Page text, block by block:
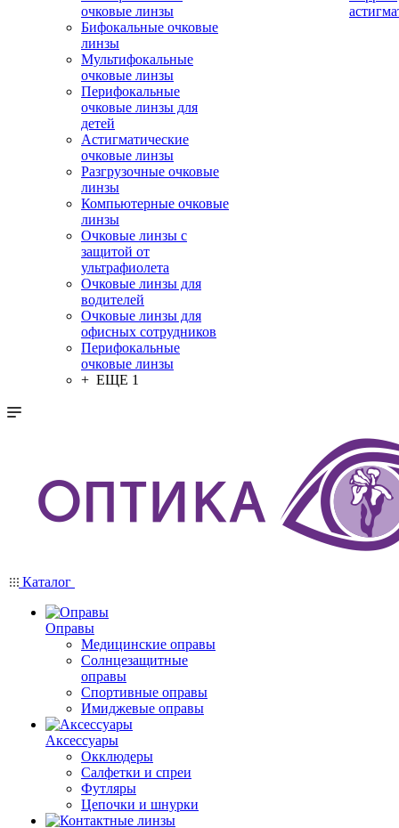
очковые линзы
Бифокальные очковые
линзы
Мультифокальные
очковые линзы
Перифокальные
очковые линзы для
детей
Астигматические
очковые линзы
Разгрузочные очковые
линзы
Компьютерные очковые
линзы
Очковые линзы с
защитой от
ультрафиолета
Очковые линзы для
водителей
Очковые линзы для
офисных сотрудников
Перифокальные
очковые линзы
+ ЕЩЕ 1
Каталог
Оправы
Медицинские оправы
Солнцезащитные
оправы
Спортивные оправы
Имиджевые оправы
Аксессуары
Окклюдеры
Салфетки и спреи
Футляры
Цепочки и шнурки